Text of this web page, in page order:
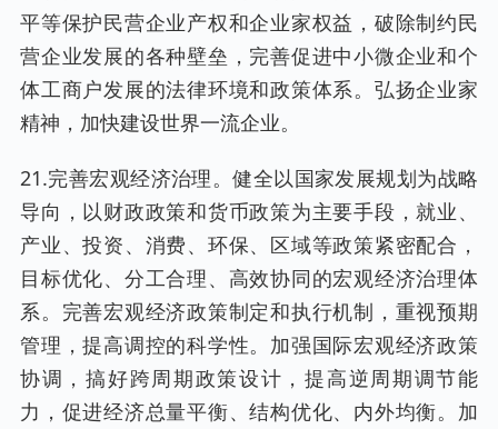
平等保护民营企业产权和企业家权益，破除制约民
营企业发展的各种壁垒，完善促进中小微企业和个
体工商户发展的法律环境和政策体系。弘扬企业家
精神，加快建设世界一流企业。
21.完善宏观经济治理。健全以国家发展规划为战略
导向，以财政政策和货币政策为主要手段，就业、
产业、投资、消费、环保、区域等政策紧密配合，
目标优化、分工合理、高效协同的宏观经济治理体
系。完善宏观经济政策制定和执行机制，重视预期
管理，提高调控的科学性。加强国际宏观经济政策
协调，搞好跨周期政策设计，提高逆周期调节能
力，促进经济总量平衡、结构优化、内外均衡。加